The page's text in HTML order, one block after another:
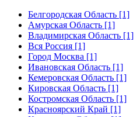
Белгородская Область [1]
Амурская Область [1]
Владимирская Область [1]
Вся Россия [1]
Город Москва [1]
Ивановская Область [1]
Кемеровская Область [1]
Кировская Область [1]
Костромская Область [1]
Красноярский Край [1]